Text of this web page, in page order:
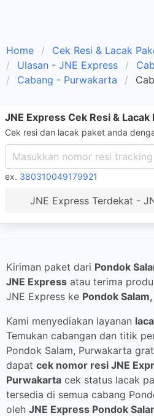
Home
Cek Resi & Lacak
Ulasan - JNE Express
Cabang - Purwakarta
JNE Express Cek Resi & Lacak
Cek resi dan lacak paket anda
ex. 380310049179921
JNE Express Terdekat -
Kiriman paket dari Pondok
JNE Express atau terima
JNE Express ke Pondok
Kami menyediakan layanan
Temukan cabangan dan titik
Pondok Salam, Purwakarta
dapat cek nomor resi JNE
Purwakarta cek status lacak
tersedia di semua cabang
oleh JNE Express Pondok